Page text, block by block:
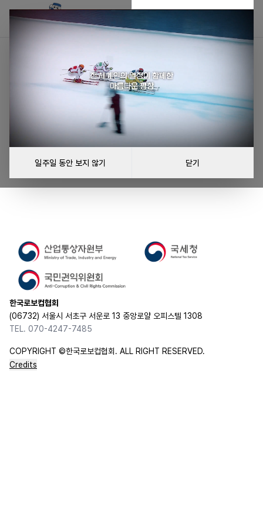
일주일 동안 보지 않기 닫기
리그를 불러올 수 없습니다
리그를 불러오는 중 오류가 발생했습니다.
다시 시도
한국로보컵협회
(06732) 서울시 서초구 서운로 13 중앙로얄 오피스텔 1308
TEL. 070-4247-7485
COPYRIGHT ©한국로보컵협회. ALL RIGHT RESERVED.
Credits